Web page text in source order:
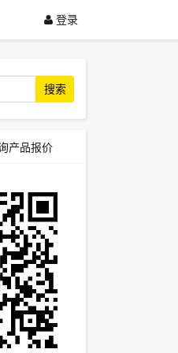
登录
搜索
产品报价